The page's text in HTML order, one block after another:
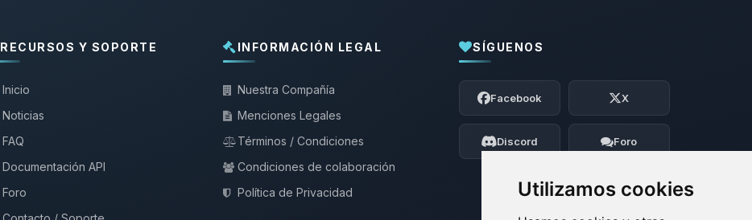
Utilizamos cookies
RECURSOS Y SOPORTE
Inicio
Noticias
FAQ
Documentación API
Foro
INFORMACIÓN LEGAL
Nuestra Compañía
Menciones Legales
Términos / Condiciones
Condiciones de colaboración
Política de Privacidad
SÍGUENOS
Facebook X
Discord Foro
Yupi, por fin alguien con quien hablar!
Soy Choupy, tu pequeno asistente de
BoxToPlay. Cuentame que necesitas y
moveré mis pequenos circuitos para
ayudarte.
08/08/2026 17:16